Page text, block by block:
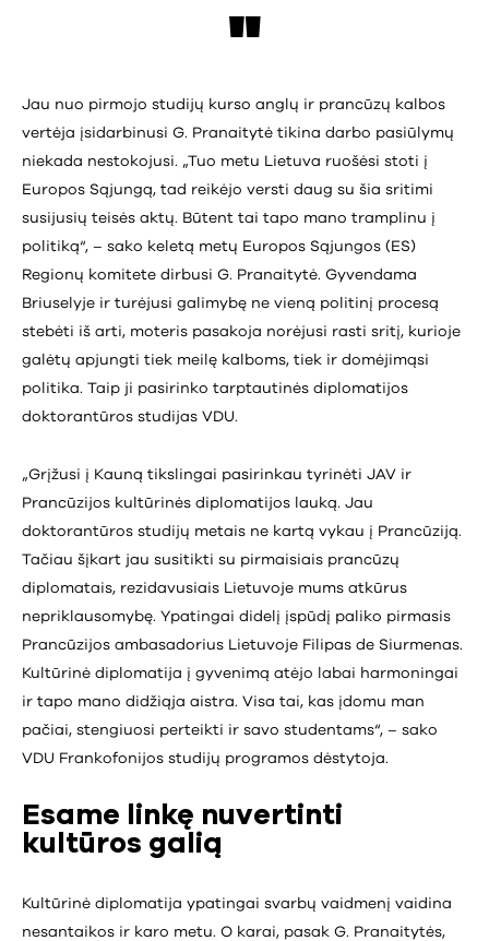
Jau nuo pirmojo studijų kurso anglų ir prancūzų kalbos
vertėja įsidarbinusi G. Pranaitytė tikina darbo pasiūlymų
niekada nestokojusi. „Tuo metu Lietuva ruošėsi stoti į
Europos Sąjungą, tad reikėjo versti daug su šia sritimi
susijusių teisės aktų. Būtent tai tapo mano tramplinu į
politiką“, – sako keletą metų Europos Sąjungos (ES)
Regionų komitete dirbusi G. Pranaitytė. Gyvendama
Briuselyje ir turėjusi galimybę ne vieną politinį procesą
stebėti iš arti, moteris pasakoja norėjusi rasti sritį, kurioje
galėtų apjungti tiek meilę kalboms, tiek ir domėjimąsi
politika. Taip ji pasirinko tarptautinės diplomatijos
doktorantūros studijas VDU.
„Grįžusi į Kauną tikslingai pasirinkau tyrinėti JAV ir
Prancūzijos kultūrinės diplomatijos lauką. Jau
doktorantūros studijų metais ne kartą vykau į Prancūziją.
Tačiau šįkart jau susitikti su pirmaisiais prancūzų
diplomatais, rezidavusiais Lietuvoje mums atkūrus
nepriklausomybę. Ypatingai didelį įspūdį paliko pirmasis
Prancūzijos ambasadorius Lietuvoje Filipas de Siurmenas.
Kultūrinė diplomatija į gyvenimą atėjo labai harmoningai
ir tapo mano didžiąja aistra. Visa tai, kas įdomu man
pačiai, stengiuosi perteikti ir savo studentams“, – sako
VDU Frankofonijos studijų programos dėstytoja.
Esame linkę nuvertinti
kultūros galią
Kultūrinė diplomatija ypatingai svarbų vaidmenį vaidina
nesantaikos ir karo metu. O karai, pasak G. Pranaitytės,